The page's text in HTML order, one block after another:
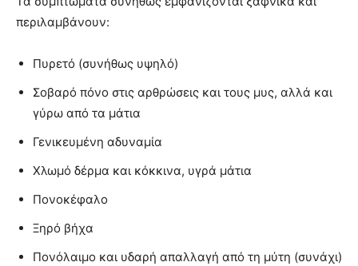
περιλαμβάνουν:
Πυρετό (συνήθως υψηλό)
Σοβαρό πόνο στις αρθρώσεις και τους μυς, αλλά και
γύρω από τα μάτια
Γενικευμένη αδυναμία
Χλωμό δέρμα και κόκκινα, υγρά μάτια
Πονοκέφαλο
Ξηρό βήχα
Πονόλαιμο και υδαρή απαλλαγή από τη μύτη (συνάχι)